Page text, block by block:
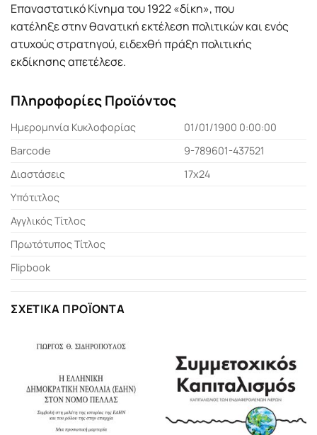
Επαναστατικό Κίνηµα του 1922 «δίκη», που
κατέληξε στην θανατική εκτέλεση πολιτικών και ενός
ατυχούς στρατηγού, ειδεχθή πράξη πολιτικής
εκδίκησης απετέλεσε.
Πληροφορίες Προϊόντος
Ημερομηνία Κυκλοφορίας
01/01/1900 0:00:00
Barcode
9-789601-437521
Διαστάσεις
17x24
Υπότιτλος
Αγγλικός Τίτλος
Πρωτότυπος Τίτλος
Flipbook
ΣΧΕΤΙΚΆ ΠΡΟΪΌΝΤΑ